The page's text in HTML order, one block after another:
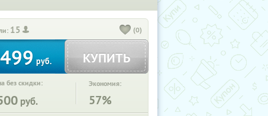
15 (0)
руб. КУПИТЬ
без скидки:
руб.
Экономия:
57%